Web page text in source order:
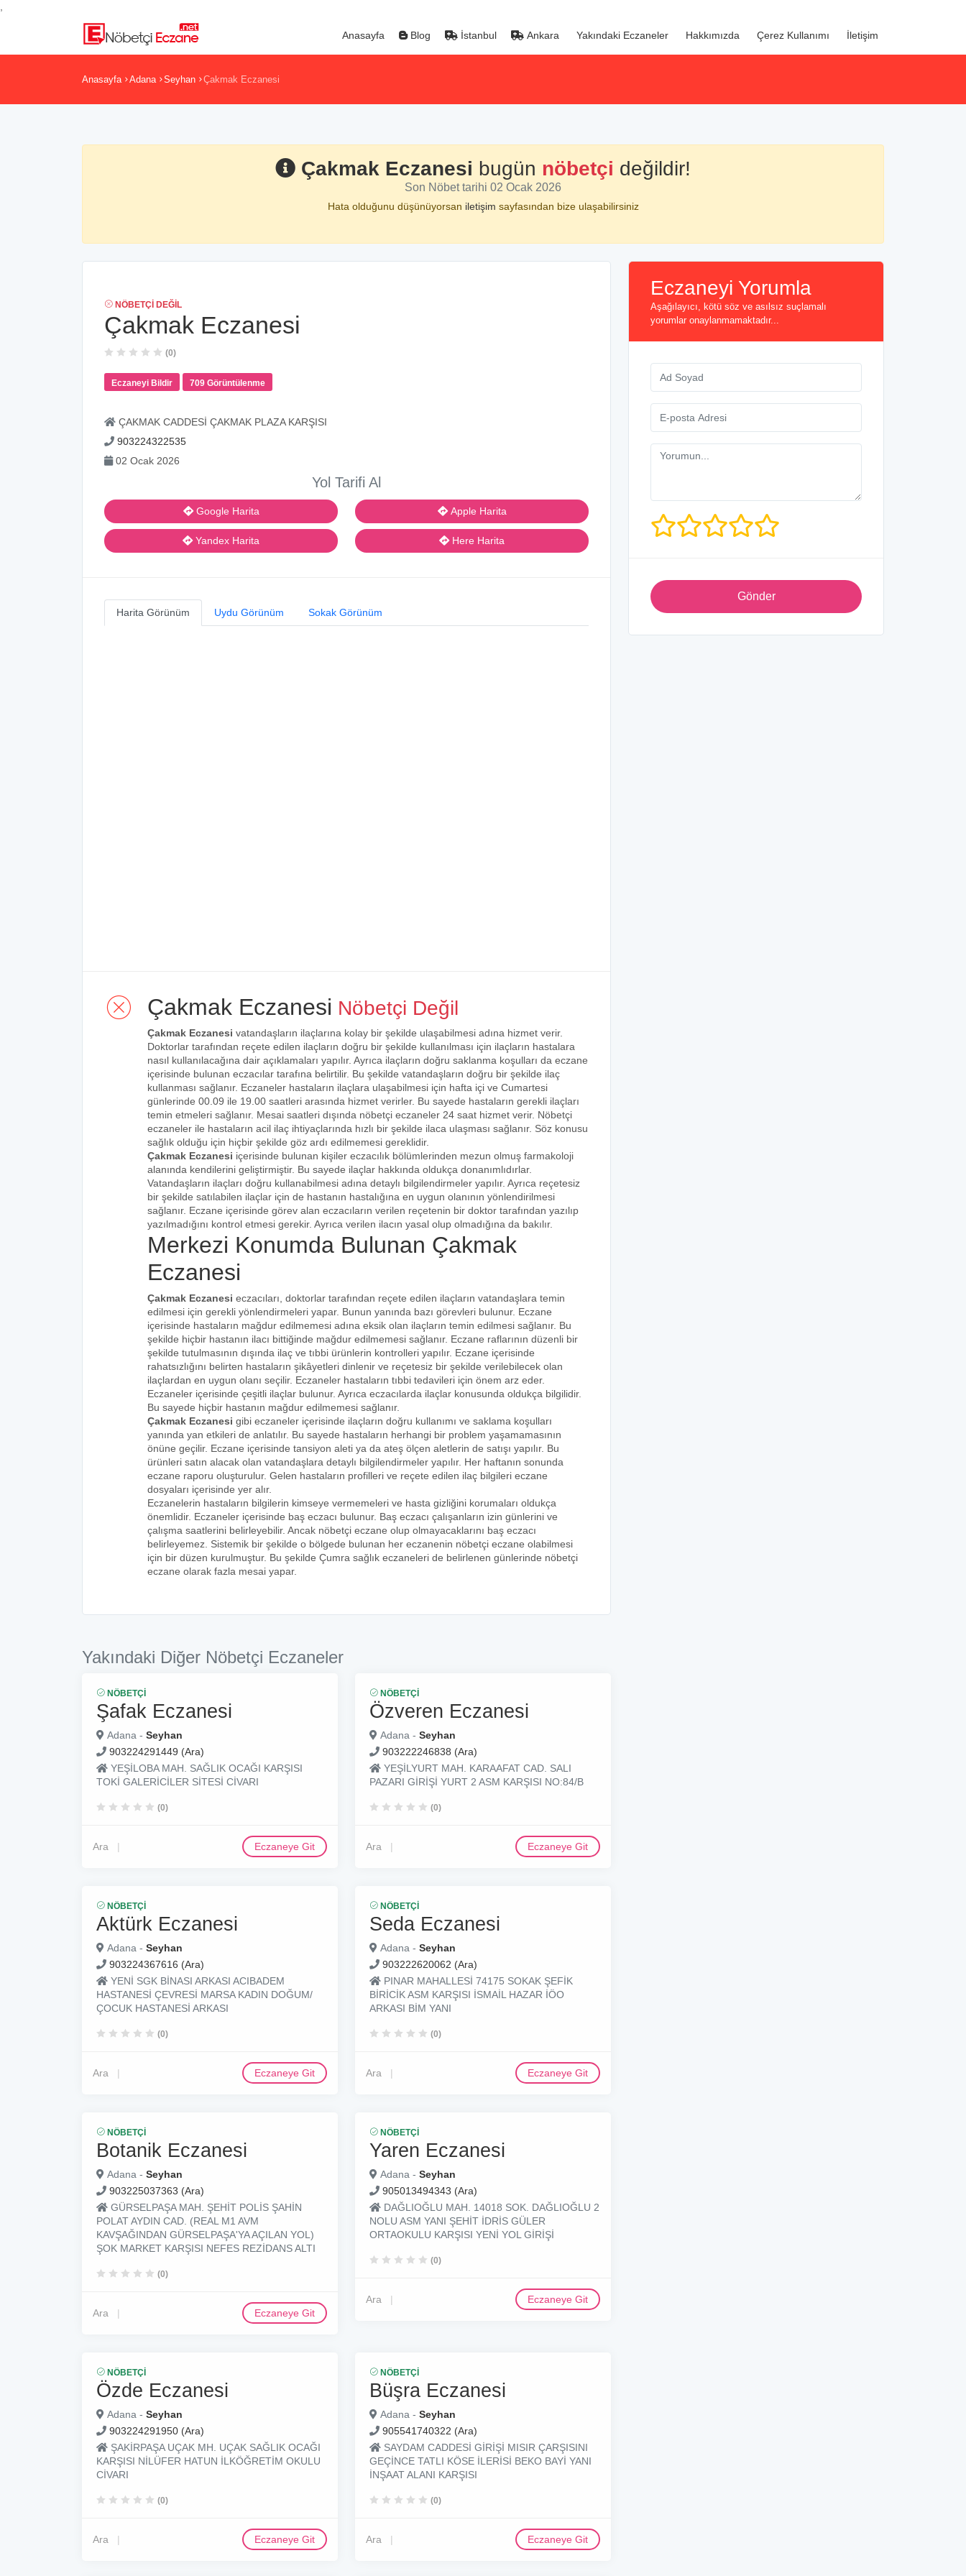
Anasayfa Blog İstanbul Ankara Yakındaki Eczaneler Hakkımızda Çerez Kullanımı İletişim
Anasayfa Adana Seyhan Çakmak Eczanesi
Çakmak Eczanesi bugün nöbetçi değildir!
Son Nöbet tarihi 02 Ocak 2026
Hata olduğunu düşünüyorsan iletişim sayfasından bize ulaşabilirsiniz
NÖBETÇI DEĞIL
Çakmak Eczanesi
(0)
Eczaneyi Bildir 709 Görüntülenme
ÇAKMAK CADDESİ ÇAKMAK PLAZA KARŞISI
903224322535
02 Ocak 2026
Yol Tarifi Al
Google Harita
Yandex Harita
Apple Harita
Here Harita
Harita Görünüm Uydu Görünüm Sokak Görünüm
Çakmak Eczanesi Nöbetçi Değil
Çakmak Eczanesi vatandaşların ilaçlarına kolay bir şekilde ulaşabilmesi adına hizmet verir.
Doktorlar tarafından reçete edilen ilaçların doğru bir şekilde kullanılması için ilaçların hastalara
nasıl kullanılacağına dair açıklamaları yapılır. Ayrıca ilaçların doğru saklanma koşulları da eczane
içerisinde bulunan eczacılar tarafına belirtilir. Bu şekilde vatandaşların doğru bir şekilde ilaç
kullanması sağlanır. Eczaneler hastaların ilaçlara ulaşabilmesi için hafta içi ve Cumartesi
günlerinde 00.09 ile 19.00 saatleri arasında hizmet verirler. Bu sayede hastaların gerekli ilaçları
temin etmeleri sağlanır. Mesai saatleri dışında nöbetçi eczaneler 24 saat hizmet verir. Nöbetçi
eczaneler ile hastaların acil ilaç ihtiyaçlarında hızlı bir şekilde ilaca ulaşması sağlanır. Söz konusu
sağlık olduğu için hiçbir şekilde göz ardı edilmemesi gereklidir.
Çakmak Eczanesi içerisinde bulunan kişiler eczacılık bölümlerinden mezun olmuş farmakoloji
alanında kendilerini geliştirmiştir. Bu sayede ilaçlar hakkında oldukça donanımlıdırlar.
Vatandaşların ilaçları doğru kullanabilmesi adına detaylı bilgilendirmeler yapılır. Ayrıca reçetesiz
bir şekilde satılabilen ilaçlar için de hastanın hastalığına en uygun olanının yönlendirilmesi
sağlanır. Eczane içerisinde görev alan eczacıların verilen reçetenin bir doktor tarafından yazılıp
yazılmadığını kontrol etmesi gerekir. Ayrıca verilen ilacın yasal olup olmadığına da bakılır.
Merkezi Konumda Bulunan Çakmak
Eczanesi
Çakmak Eczanesi eczacıları, doktorlar tarafından reçete edilen ilaçların vatandaşlara temin
edilmesi için gerekli yönlendirmeleri yapar. Bunun yanında bazı görevleri bulunur. Eczane
içerisinde hastaların mağdur edilmemesi adına eksik olan ilaçların temin edilmesi sağlanır. Bu
şekilde hiçbir hastanın ilacı bittiğinde mağdur edilmemesi sağlanır. Eczane raflarının düzenli bir
şekilde tutulmasının dışında ilaç ve tıbbi ürünlerin kontrolleri yapılır. Eczane içerisinde
rahatsızlığını belirten hastaların şikâyetleri dinlenir ve reçetesiz bir şekilde verilebilecek olan
ilaçlardan en uygun olanı seçilir. Eczaneler hastaların tıbbi tedavileri için önem arz eder.
Eczaneler içerisinde çeşitli ilaçlar bulunur. Ayrıca eczacılarda ilaçlar konusunda oldukça bilgilidir.
Bu sayede hiçbir hastanın mağdur edilmemesi sağlanır.
Çakmak Eczanesi gibi eczaneler içerisinde ilaçların doğru kullanımı ve saklama koşulları
yanında yan etkileri de anlatılır. Bu sayede hastaların herhangi bir problem yaşamamasının
önüne geçilir. Eczane içerisinde tansiyon aleti ya da ateş ölçen aletlerin de satışı yapılır. Bu
ürünleri satın alacak olan vatandaşlara detaylı bilgilendirmeler yapılır. Her haftanın sonunda
eczane raporu oluşturulur. Gelen hastaların profilleri ve reçete edilen ilaç bilgileri eczane
dosyaları içerisinde yer alır.
Eczanelerin hastaların bilgilerin kimseye vermemeleri ve hasta gizliğini korumaları oldukça
önemlidir. Eczaneler içerisinde baş eczacı bulunur. Baş eczacı çalışanların izin günlerini ve
çalışma saatlerini belirleyebilir. Ancak nöbetçi eczane olup olmayacaklarını baş eczacı
belirleyemez. Sistemik bir şekilde o bölgede bulunan her eczanenin nöbetçi eczane olabilmesi
için bir düzen kurulmuştur. Bu şekilde Çumra sağlık eczaneleri de belirlenen günlerinde nöbetçi
eczane olarak fazla mesai yapar.
Yakındaki Diğer Nöbetçi Eczaneler
NÖBETÇI
Şafak Eczanesi
Adana - Seyhan
903224291449 (Ara)
YEŞİLOBA MAH. SAĞLIK OCAĞI KARŞISI
TOKİ GALERİCİLER SİTESİ CİVARI
(0)
Ara Eczaneye Git
NÖBETÇI
Özveren Eczanesi
Adana - Seyhan
903222246838 (Ara)
YEŞİLYURT MAH. KARAAFAT CAD. SALI
PAZARI GİRİŞİ YURT 2 ASM KARŞISI NO:84/B
(0)
Ara Eczaneye Git
NÖBETÇI
Aktürk Eczanesi
Adana - Seyhan
903224367616 (Ara)
YENİ SGK BİNASI ARKASI ACIBADEM
HASTANESİ ÇEVRESİ MARSA KADIN DOĞUM/
ÇOCUK HASTANESİ ARKASI
(0)
Ara Eczaneye Git
NÖBETÇI
Seda Eczanesi
Adana - Seyhan
903222620062 (Ara)
PINAR MAHALLESİ 74175 SOKAK ŞEFİK
BİRİCİK ASM KARŞISI İSMAİL HAZAR İÖO
ARKASI BİM YANI
(0)
Ara Eczaneye Git
NÖBETÇI
Botanik Eczanesi
Adana - Seyhan
903225037363 (Ara)
GÜRSELPAŞA MAH. ŞEHİT POLİS ŞAHİN
POLAT AYDIN CAD. (REAL M1 AVM
KAVŞAĞINDAN GÜRSELPAŞA'YA AÇILAN YOL)
ŞOK MARKET KARŞISI NEFES REZİDANS ALTI
(0)
Ara Eczaneye Git
NÖBETÇI
Yaren Eczanesi
Adana - Seyhan
905013494343 (Ara)
DAĞLIOĞLU MAH. 14018 SOK. DAĞLIOĞLU 2
NOLU ASM YANI ŞEHİT İDRİS GÜLER
ORTAOKULU KARŞISI YENİ YOL GİRİŞİ
(0)
Ara Eczaneye Git
NÖBETÇI
Özde Eczanesi
Adana - Seyhan
903224291950 (Ara)
ŞAKİRPAŞA UÇAK MH. UÇAK SAĞLIK OCAĞI
KARŞISI NİLÜFER HATUN İLKÖĞRETİM OKULU
CİVARI
(0)
Ara Eczaneye Git
NÖBETÇI
Büşra Eczanesi
Adana - Seyhan
905541740322 (Ara)
SAYDAM CADDESİ GİRİŞİ MISIR ÇARŞISINI
GEÇİNCE TATLI KÖSE İLERİSİ BEKO BAYİ YANI
İNŞAAT ALANI KARŞISI
(0)
Ara Eczaneye Git
Eczaneyi Yorumla
Aşağılayıcı, kötü söz ve asılsız suçlamalı
yorumlar onaylanmamaktadır...
Gönder